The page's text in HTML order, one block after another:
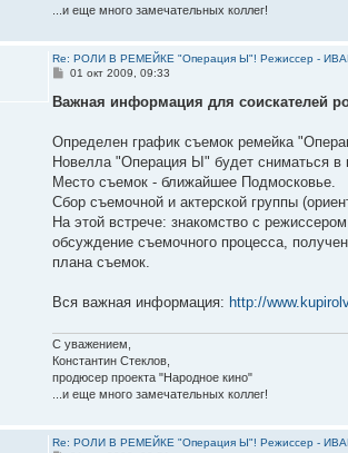
...и еще много замечательных коллег!
Re: РОЛИ В РЕМЕЙКЕ "Операция Ы"! Режиссер -
С
о
е
н
и
е
01 окт 2009, 09:33
Важная информация для соискателей
Определен график съемок ремейка
Новелла "Операция Ы" будет сниматься в
Место съемок - ближайшее Подмосковье.
Сбор съемочной и актерской группы
На этой встрече: знакомство с
обсуждение съемочного процесса,
плана съемок.
Вся важная информация: http://
С уважением,
Константин Стеклов,
продюсер проекта "Народное кино"
...и еще много замечательных коллег!
Re: РОЛИ В РЕМЕЙКЕ "Операция Ы"! Режиссер -